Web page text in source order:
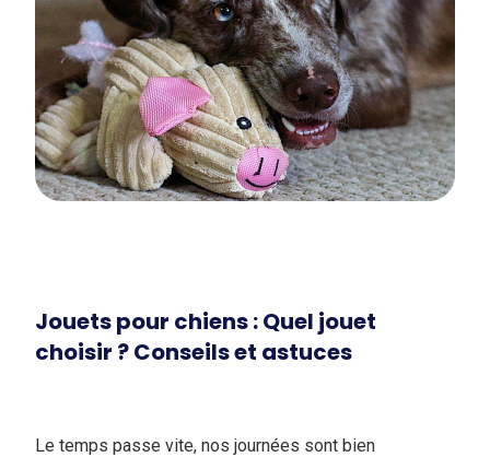
Jouets pour chiens : Quel jouet
choisir ? Conseils et astuces
Le temps passe vite, nos journées sont bien